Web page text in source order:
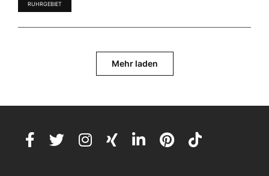
RUHRGEBIET
Mehr laden